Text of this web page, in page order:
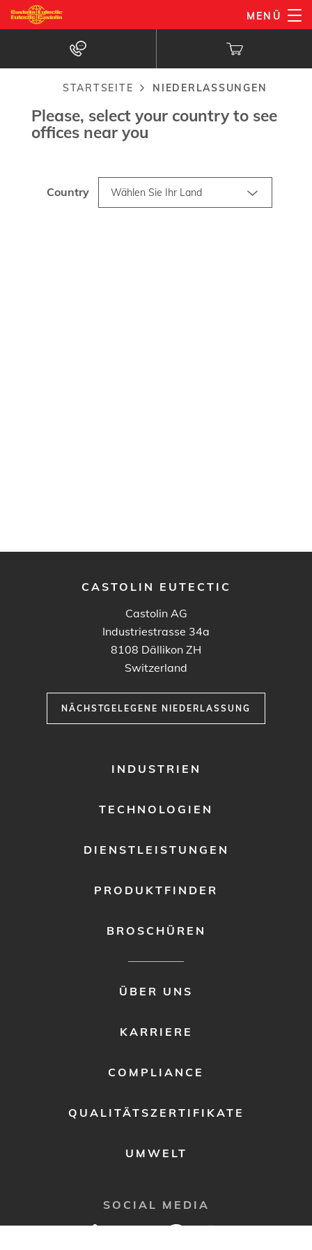
Direkt
zum
MENÜ
Niederlassungen
Pfadnavigation
STARTSEITE NIEDERLASSUNGEN
Country
Please, select your country to see
offices near you
CASTOLIN EUTECTIC
Castolin AG
Industriestrasse 34a
8108 Dällikon ZH
Switzerland
NÄCHSTGELEGENE NIEDERLASSUNG
INDUSTRIEN
TECHNOLOGIEN
DIENSTLEISTUNGEN
PRODUKTFINDER
BROSCHÜREN
ÜBER UNS
KARRIERE
COMPLIANCE
QUALITÄTSZERTIFIKATE
UMWELT
SOCIAL MEDIA